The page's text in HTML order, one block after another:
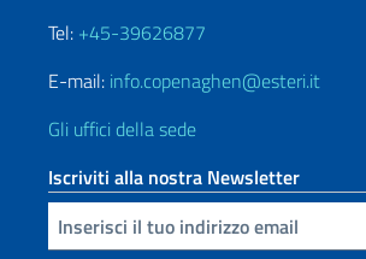
Tel: +45-39626877
E-mail: info.copenaghen@esteri.it
Gli uffici della sede
Iscriviti alla nostra Newsletter
Inserisci la tua email